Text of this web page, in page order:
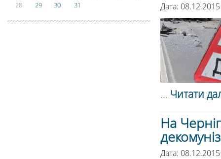
Дата:
... Читати
На
Дата:
28
29 30 31